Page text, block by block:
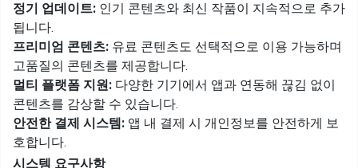
정기 업데이트: 인기 콘텐츠와 최신 작품이 지속적으로 추가
됩니다.
프리미엄 콘텐츠: 유료 콘텐츠도 선택적으로 이용 가능하며
고품질의 콘텐츠를 제공합니다.
멀티 플랫폼 지원: 다양한 기기에서 앱과 연동해 끊김 없이
콘텐츠를 감상할 수 있습니다.
안전한 결제 시스템: 앱 내 결제 시 개인정보를 안전하게 보
호합니다.
시스템 요구사항